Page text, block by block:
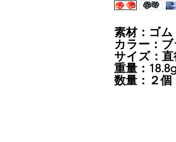
素材：ゴム
カラー：
サイズ：
重量：
数量：２個